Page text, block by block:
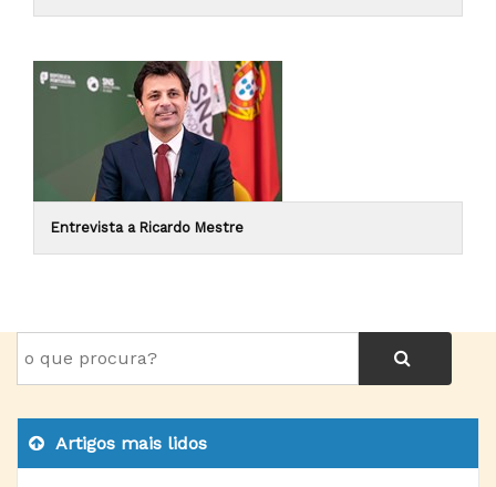
Entrevista a Ricardo Mestre
Artigos mais lidos